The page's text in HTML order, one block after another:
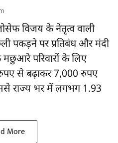
विजय के नेतृत्व वाली
पकड़ने पर प्रतिबंध और मंदी
मछुआरे परिवारों के लिए
से बढ़ाकर 7,000 रुपए
राज्य भर में लगभग 1.93
More